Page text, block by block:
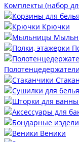
Комплекты (набор
Крючки
Веники